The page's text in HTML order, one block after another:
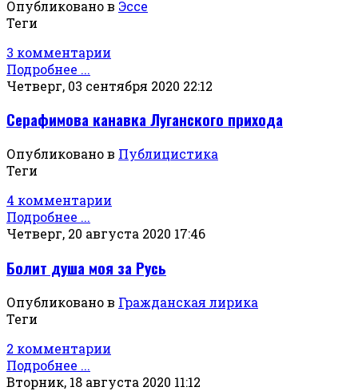
Опубликовано в Эссе
Теги
3 комментарии
Подробнее ...
Четверг, 03 сентября 2020 22:12
Серафимова канавка Луганского прихода
Опубликовано в Публицистика
Теги
4 комментарии
Подробнее ...
Четверг, 20 августа 2020 17:46
Болит душа моя за Русь
Опубликовано в Гражданская лирика
Теги
2 комментарии
Подробнее ...
Вторник, 18 августа 2020 11:12